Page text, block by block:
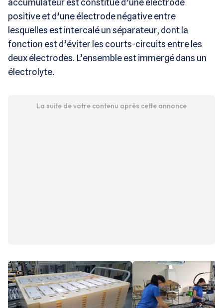
accumulateur est constitué d’une électrode
positive et d’une électrode négative entre
lesquelles est intercalé un séparateur, dont la
fonction est d’éviter les courts-circuits entre les
deux électrodes. L’ensemble est immergé dans un
électrolyte.
La suite de votre contenu après cette annonce